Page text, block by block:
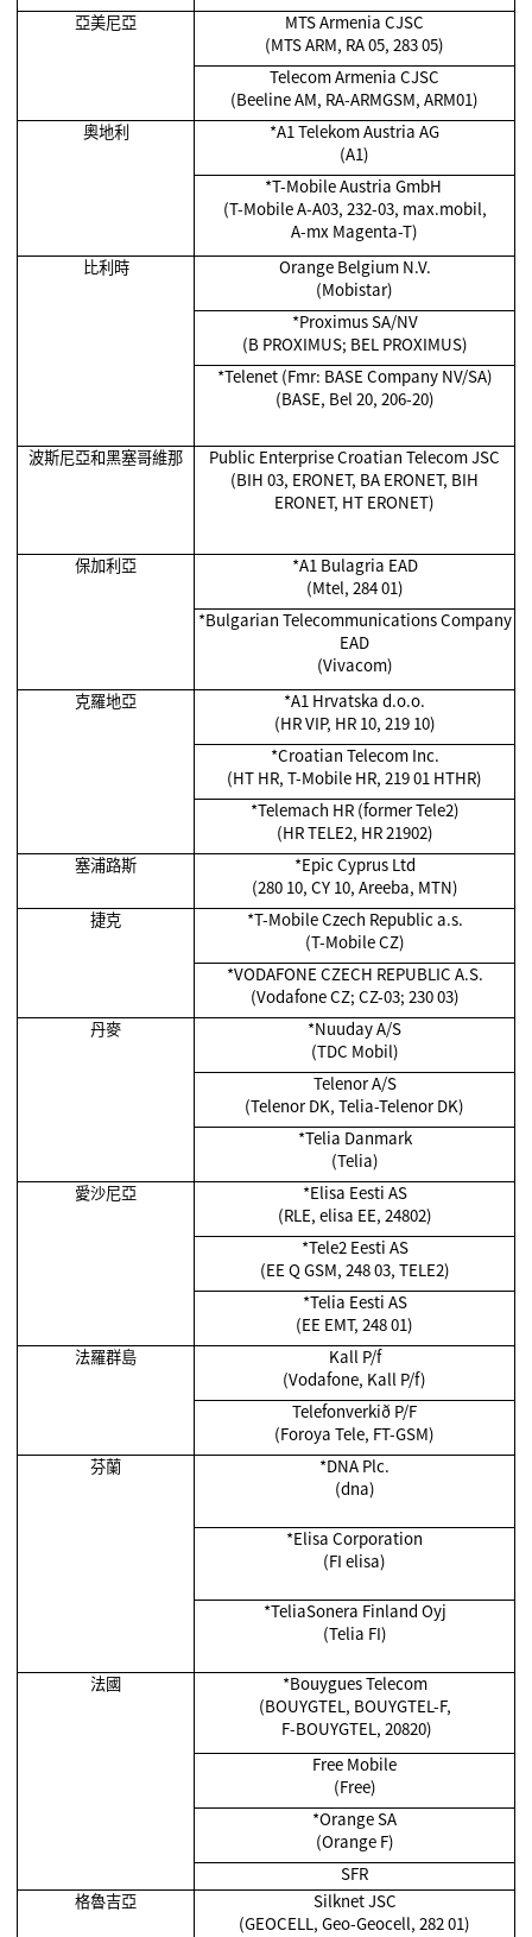
亞美尼亞
MTS Armenia CJSC
(MTS ARM, RA 05, 283 05)
Telecom Armenia CJSC
(Beeline AM, RA-ARMGSM, ARM01)
奧地利
*A1 Telekom Austria AG
(A1)
*T-Mobile Austria GmbH
(T-Mobile A-A03, 232-03, max.mobil,
A-mx Magenta-T)
比利時
Orange Belgium N.V.
(Mobistar)
*Proximus SA/NV
(B PROXIMUS; BEL PROXIMUS)
*Telenet (Fmr: BASE Company NV/SA)
(BASE, Bel 20, 206-20)
波斯尼亞和黑塞哥維那
Public Enterprise Croatian Telecom JSC
(BIH 03, ERONET, BA ERONET, BIH
ERONET, HT ERONET)
保加利亞
*A1 Bulagria EAD
(Mtel, 284 01)
*Bulgarian Telecommunications Company
EAD
(Vivacom)
克羅地亞
*A1 Hrvatska d.o.o.
(HR VIP, HR 10, 219 10)
*Croatian Telecom Inc.
(HT HR, T-Mobile HR, 219 01 HTHR)
*Telemach HR (former Tele2)
(HR TELE2, HR 21902)
塞浦路斯
*Epic Cyprus Ltd
(280 10, CY 10, Areeba, MTN)
捷克
*T-Mobile Czech Republic a.s.
(T-Mobile CZ)
*VODAFONE CZECH REPUBLIC A.S.
(Vodafone CZ; CZ-03; 230 03)
丹麥
*Nuuday A/S
(TDC Mobil)
Telenor A/S
(Telenor DK, Telia-Telenor DK)
*Telia Danmark
(Telia)
愛沙尼亞
*Elisa Eesti AS
(RLE, elisa EE, 24802)
*Tele2 Eesti AS
(EE Q GSM, 248 03, TELE2)
*Telia Eesti AS
(EE EMT, 248 01)
法羅群島
Kall P/f
(Vodafone, Kall P/f)
Telefonverkið P/F
(Foroya Tele, FT-GSM)
芬蘭
*DNA Plc.
(dna)
*Elisa Corporation
(FI elisa)
*TeliaSonera Finland Oyj
(Telia FI)
法國
*Bouygues Telecom
(BOUYGTEL, BOUYGTEL-F,
F-BOUYGTEL, 20820)
Free Mobile
(Free)
*Orange SA
(Orange F)
SFR
格魯吉亞
Silknet JSC
(GEOCELL, Geo-Geocell, 282 01)